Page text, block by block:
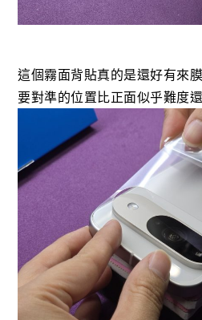
這個霧面背貼真的是還好有來
要對準的位置比正面似乎難度